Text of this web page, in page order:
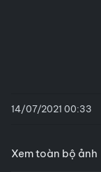
14/07/2021 00:33
Xem toàn bộ ảnh